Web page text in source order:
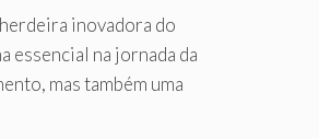
inovadora do
essencial na jornada da
mas também uma